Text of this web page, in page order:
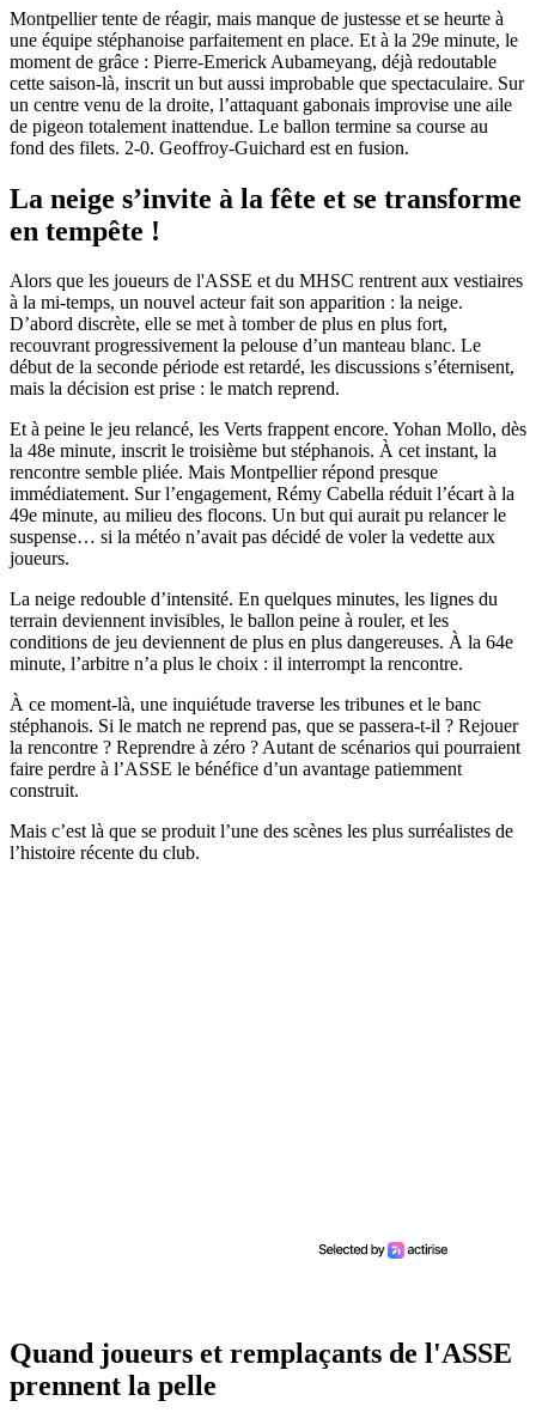
Montpellier tente de réagir, mais manque de justesse et se heurte à
une équipe stéphanoise parfaitement en place. Et à la 29e minute, le
moment de grâce : Pierre-Emerick Aubameyang, déjà redoutable
cette saison-là, inscrit un but aussi improbable que spectaculaire. Sur
un centre venu de la droite, l’attaquant gabonais improvise une aile
de pigeon totalement inattendue. Le ballon termine sa course au
fond des filets. 2-0. Geoffroy-Guichard est en fusion.
La neige s’invite à la fête et se transforme
en tempête !
Alors que les joueurs de l'ASSE et du MHSC rentrent aux vestiaires
à la mi-temps, un nouvel acteur fait son apparition : la neige.
D’abord discrète, elle se met à tomber de plus en plus fort,
recouvrant progressivement la pelouse d’un manteau blanc. Le
début de la seconde période est retardé, les discussions s’éternisent,
mais la décision est prise : le match reprend.
Et à peine le jeu relancé, les Verts frappent encore. Yohan Mollo, dès
la 48e minute, inscrit le troisième but stéphanois. À cet instant, la
rencontre semble pliée. Mais Montpellier répond presque
immédiatement. Sur l’engagement, Rémy Cabella réduit l’écart à la
49e minute, au milieu des flocons. Un but qui aurait pu relancer le
suspense… si la météo n’avait pas décidé de voler la vedette aux
joueurs.
La neige redouble d’intensité. En quelques minutes, les lignes du
terrain deviennent invisibles, le ballon peine à rouler, et les
conditions de jeu deviennent de plus en plus dangereuses. À la 64e
minute, l’arbitre n’a plus le choix : il interrompt la rencontre.
À ce moment-là, une inquiétude traverse les tribunes et le banc
stéphanois. Si le match ne reprend pas, que se passera-t-il ? Rejouer
la rencontre ? Reprendre à zéro ? Autant de scénarios qui pourraient
faire perdre à l’ASSE le bénéfice d’un avantage patiemment
construit.
Mais c’est là que se produit l’une des scènes les plus surréalistes de
l’histoire récente du club.
Quand joueurs et remplaçants de l'ASSE
prennent la pelle